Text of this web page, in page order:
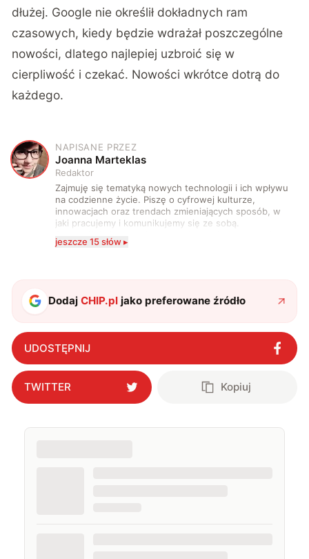
dłużej. Google nie określił dokładnych ram
czasowych, kiedy będzie wdrażał poszczególne
nowości, dlatego najlepiej uzbroić się w
cierpliwość i czekać. Nowości wkrótce dotrą do
każdego.
J
NAPISANE PRZEZ
Joanna Marteklas
Redaktor
Zajmuję się tematyką nowych technologii i ich wpływu
na codzienne życie. Piszę o cyfrowej kulturze,
innowacjach oraz trendach zmieniających sposób, w
jaki pracujemy i komunikujemy się ze sobą.
technologii a współczesną popkulturą. W wolnych
jeszcze 15 słów ▸
DodajCHIP.pl jako preferowane źródło
UDOSTĘPNIJ
TWITTER Kopiuj